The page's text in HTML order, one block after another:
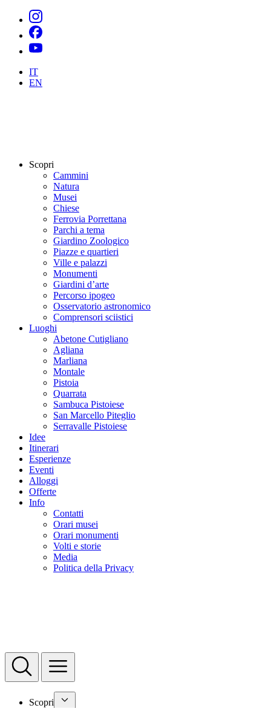
IT
EN
Scopri
Cammini
Natura
Musei
Chiese
Ferrovia Porrettana
Parchi a tema
Giardino Zoologico
Piazze e quartieri
Ville e palazzi
Monumenti
Giardini d’arte
Percorso ipogeo
Osservatorio astronomico
Comprensori sciistici
Luoghi
Abetone Cutigliano
Agliana
Marliana
Montale
Pistoia
Quarrata
Sambuca Pistoiese
San Marcello Piteglio
Serravalle Pistoiese
Idee
Itinerari
Esperienze
Eventi
Alloggi
Offerte
Info
Contatti
Orari musei
Orari monumenti
Volti e storie
Media
Politica della Privacy
Scopri